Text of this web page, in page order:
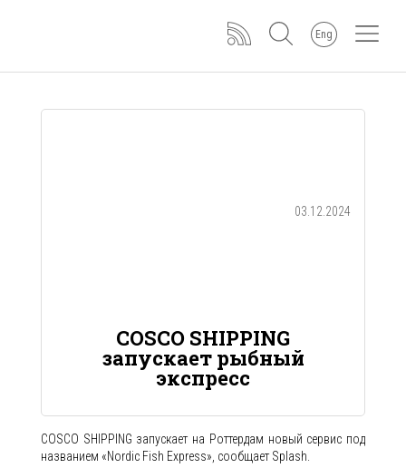
Eng
03.12.2024
COSCO SHIPPING
запускает рыбный
экспресс
COSCO SHIPPING запускает на Роттердам новый сервис под
названием «Nordic Fish Express», сообщает Splash.